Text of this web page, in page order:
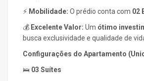
⚡ Mobilidade: O prédio conta com 02
💰 Excelente Valor: Um ótimo
busca exclusividade e qualidade de
Configurações do Apartamento
🛌 03 Suítes